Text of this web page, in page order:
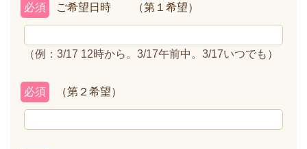
ご希望日時 （第１希望）
必須
（例：3/17 12時から。3/17午前中。3/17いつでも）
（第２希望）
必須